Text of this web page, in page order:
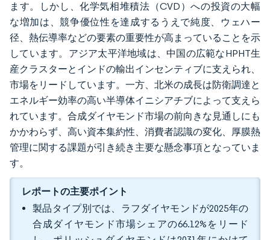
ます。しかし、化学気相堆積法（CVD）への投資の大幅
な増加は、競争優位性を達成するうえで純度、ウェハー
径、熱伝導率などの要素の重要性が高まっていることを示
しています。アジア太平洋地域は、中国の広範なHPHT生
産クラスターとインドの輸出インセンティブに支えられ、
市場をリードしています。一方、北米の成長は防衛調達と
エネルギー効率の高い半導体イニシアチブによって支えら
れています。合成ダイヤモンド市場の前向きな見通しにも
かかわらず、高い資本集約性、消費者認識の変化、厚膜熱
管理に関する課題が引き続き主要な懸念事項となっていま
す。
レポートの主要ポイント
製品タイプ別では、ラフダイヤモンドが2025年の
合成ダイヤモンド市場シェアの66.12%をリード